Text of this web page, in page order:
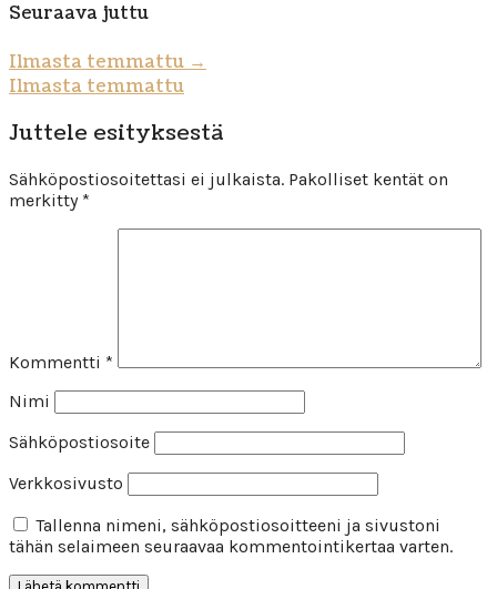
Seuraava juttu
Ilmasta temmattu →
Ilmasta temmattu
Juttele esityksestä
Sähköpostiosoitettasi ei julkaista. Pakolliset kentät on
merkitty *
Kommentti *
Nimi
Sähköpostiosoite
Verkkosivusto
Tallenna nimeni, sähköpostiosoitteeni ja sivustoni
tähän selaimeen seuraavaa kommentointikertaa varten.